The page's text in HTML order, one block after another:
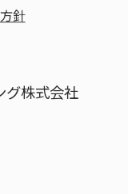
針
グ株式会社